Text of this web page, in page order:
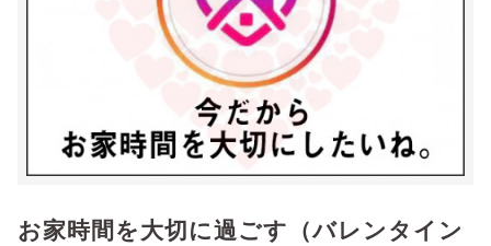
お家時間を大切に過ごす（バレンタイン